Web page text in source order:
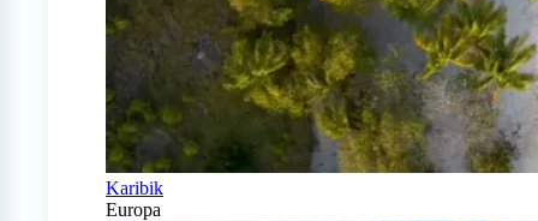
Karibik
Europa